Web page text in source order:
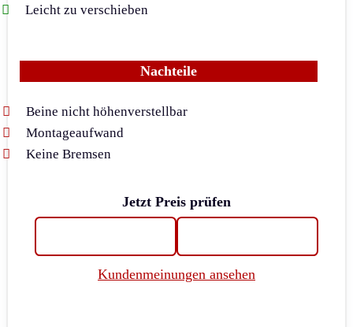
Leicht zu verschieben
Nachteile
Beine nicht höhenverstellbar
Montageaufwand
Keine Bremsen
Jetzt Preis prüfen
Kundenmeinungen ansehen